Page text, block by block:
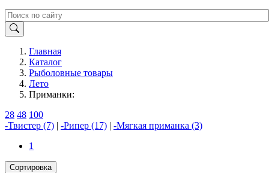
Главная
Каталог
Рыболовные товары
Лето
Приманки:
28 48 100
-Твистер (7) | -Рипер (17) | -Мягкая приманка (3)
1
Сортировка